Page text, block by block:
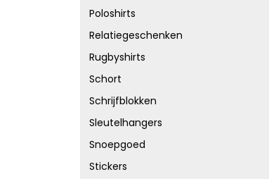
Poloshirts
Relatiegeschenken
Rugbyshirts
Schort
Schrijfblokken
Sleutelhangers
Snoepgoed
Stickers